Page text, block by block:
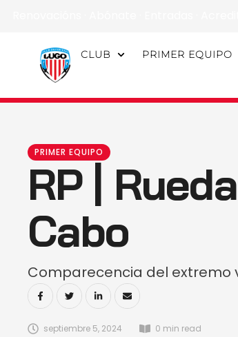
CLUB PRIMER EQUIPO
PRIMER EQUIPO
RP |
Cabo
Comparecencia del extremo
septiembre 5, 2024 0 min read